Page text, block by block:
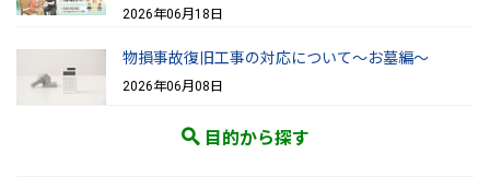
2026年06月18日
物損事故復旧工事の対応について～お墓編～
2026年06月08日
目的から探す